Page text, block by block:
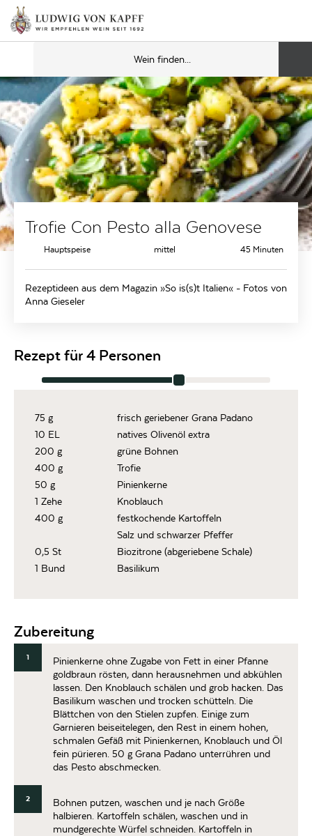
Trofie Con Pesto alla Genovese
Hauptspeise mittel 45 Minuten
Rezeptideen aus dem Magazin »So is(s)t Italien« - Fotos von
Anna Gieseler
Rezept für 4 Personen
75 g
frisch geriebener Grana Padano
10 EL
natives Olivenöl extra
200 g
grüne Bohnen
400 g
Trofie
50 g
Pinienkerne
1 Zehe
Knoblauch
400 g
festkochende Kartoffeln
Salz und schwarzer Pfeffer
0,5 St
Biozitrone (abgeriebene Schale)
1 Bund
Basilikum
Zubereitung
1
Pinienkerne ohne Zugabe von Fett in einer Pfanne
goldbraun rösten, dann herausnehmen und abkühlen
lassen. Den Knoblauch schälen und grob hacken. Das
Basilikum waschen und trocken schütteln. Die
Blättchen von den Stielen zupfen. Einige zum
Garnieren beiseitelegen, den Rest in einem hohen,
schmalen Gefäß mit Pinienkernen, Knoblauch und Öl
fein pürieren. 50 g Grana Padano unterrühren und
das Pesto abschmecken.
2
Bohnen putzen, waschen und je nach Größe
halbieren. Kartoffeln schälen, waschen und in
mundgerechte Würfel schneiden. Kartoffeln in